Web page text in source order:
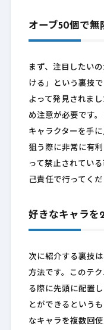
オーブ50個で無
まず、注目したい
ける」という裏技
よって発見されま
め注意が必要です
キャラクターを手
狙う際に非常に有
って禁止されてい
己責任で行ってくだ
好きなキャラを
次に紹介する裏技
方法です。このテ
る際に先頭に配置
とができるという
なキャラを複数回